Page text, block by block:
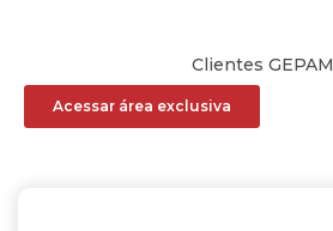
Clientes GEPAM
Acessar área exclusiva